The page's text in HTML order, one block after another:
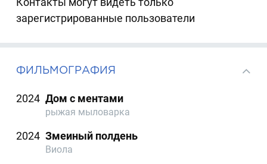
зарегистрированные пользователи
ФИЛЬМОГРАФИЯ
2024 Дом с ментами
рыжая мыловарка
2024 Змеиный полдень
Виола